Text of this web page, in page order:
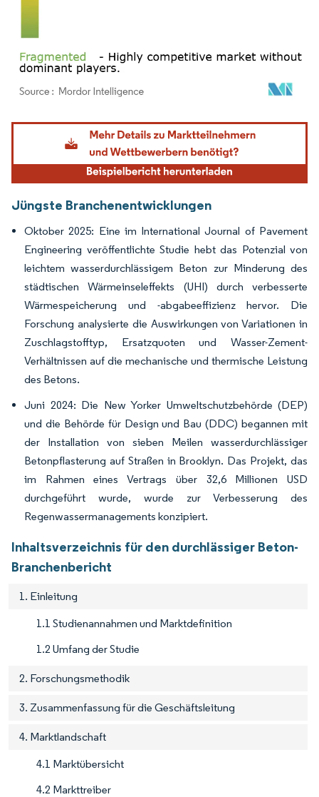
Bild © Mordor Intelligence. Wiederverwendung erfordert Namensnennung gemäß
Jüngste Branchenentwicklungen
Oktober 2025: Eine im International Journal of Pavement
Engineering veröffentlichte Studie hebt das Potenzial von
leichtem wasserdurchlässigem Beton zur Minderung des
städtischen Wärmeinseleffekts (UHI) durch verbesserte
Wärmespeicherung und -abgabeeffizienz hervor. Die
Forschung analysierte die Auswirkungen von Variationen in
Zuschlagstofftyp, Ersatzquoten und Wasser-Zement-
Verhältnissen auf die mechanische und thermische Leistung
des Betons.
Juni 2024: Die New Yorker Umweltschutzbehörde (DEP)
und die Behörde für Design und Bau (DDC) begannen mit
der Installation von sieben Meilen wasserdurchlässiger
Betonpflasterung auf Straßen in Brooklyn. Das Projekt, das
im Rahmen eines Vertrags über 32,6 Millionen USD
durchgeführt wurde, wurde zur Verbesserung des
Regenwassermanagements konzipiert.
Inhaltsverzeichnis für den durchlässiger Beton-
Branchenbericht
1. Einleitung
1.1 Studienannahmen und Marktdefinition
1.2 Umfang der Studie
2. Forschungsmethodik
3. Zusammenfassung für die Geschäftsleitung
4. Marktlandschaft
4.1 Marktübersicht
4.2 Markttreiber